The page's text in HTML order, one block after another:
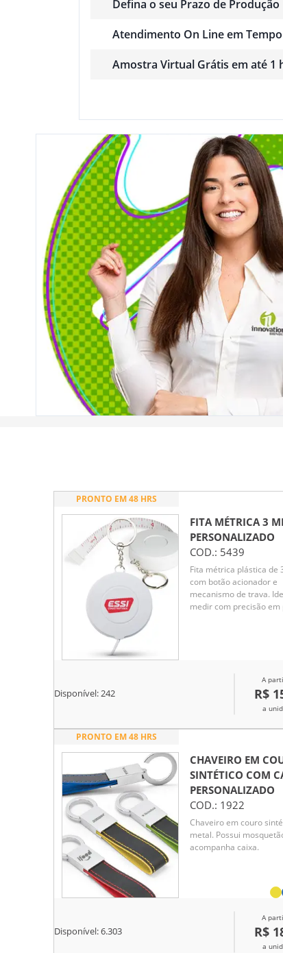
Defina o seu Prazo de Produção
Atendimento On Line em Tempo
Amostra Virtual Grátis em até 1
PRONTO EM 48 HRS
FITA MÉTRICA 3
PERSONALIZADO
COD.: 5439
Fita métrica plástica de
com botão acionador e
mecanismo de trava.
medir com precisão
confiança com seu
Disponível:242
A
R$
a
PRONTO EM 48 HRS
CHAVEIRO EM
SINTÉTICO COM
PERSONALIZADO
COD.: 1922
Chaveiro em couro
metal. Possui
acompanha caixa.
Disponível:6.303
A
R$
a